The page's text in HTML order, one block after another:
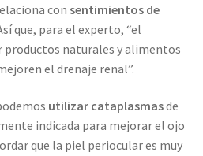
con sentimientos de
que, para el experto, “el
productos naturales y alimentos
el drenaje renal”.
utilizar cataplasmasde
indicada para mejorar el ojo
que la piel periocular es muy